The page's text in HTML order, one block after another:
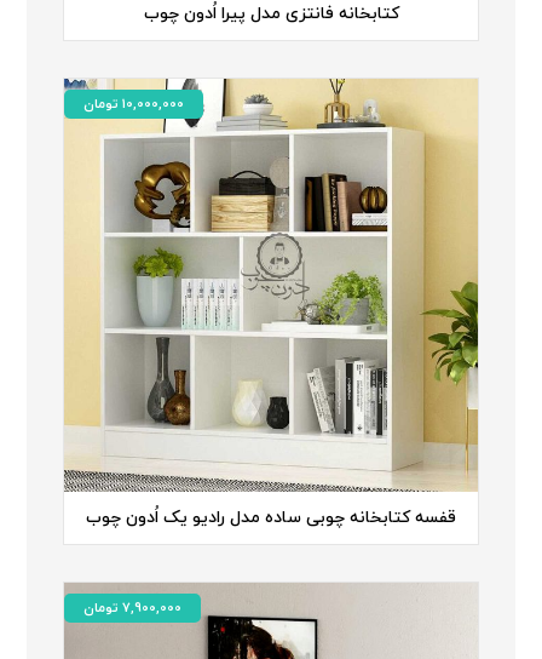
کتابخانه فانتزی مدل پیرا اُدون چوب
قفسه کتابخانه چوبی ساده مدل رادیو یک اُدون چوب
10,000,000 تومان
7,900,000 تومان